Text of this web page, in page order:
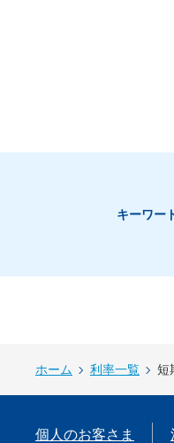
キーワー
ホーム 利率一覧 短
個人のお客さま